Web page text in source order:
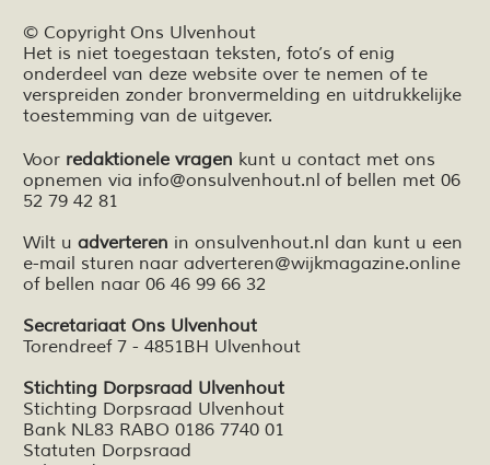
© Copyright Ons Ulvenhout
Het is niet toegestaan teksten, foto’s of enig
onderdeel van deze website over te nemen of te
verspreiden zonder bronvermelding en uitdrukkelijke
toestemming van de uitgever.
Voor redaktionele vragen kunt u contact met ons
opnemen via info@onsulvenhout.nl of bellen met 06
52 79 42 81
Wilt u adverteren in onsulvenhout.nl dan kunt u een
e-mail sturen naar adverteren@wijkmagazine.online
of bellen naar 06 46 99 66 32
Secretariaat Ons Ulvenhout
Torendreef 7 - 4851BH Ulvenhout
Stichting Dorpsraad Ulvenhout
Stichting Dorpsraad Ulvenhout
Bank NL83 RABO 0186 7740 01
Statuten Dorpsraad